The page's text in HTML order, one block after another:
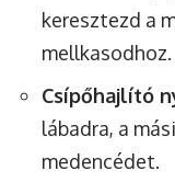
keresztezd a
mellkasodhoz.
Csípőhajlító
lábadra, a
medencédet.